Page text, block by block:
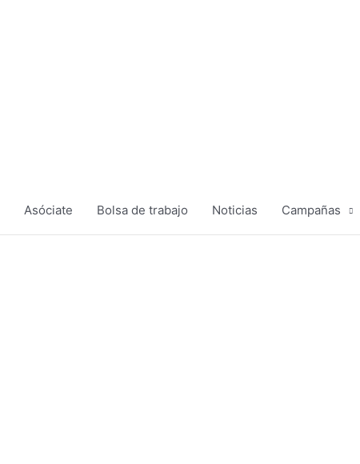
Asóciate Bolsa de trabajo Noticias Campañas